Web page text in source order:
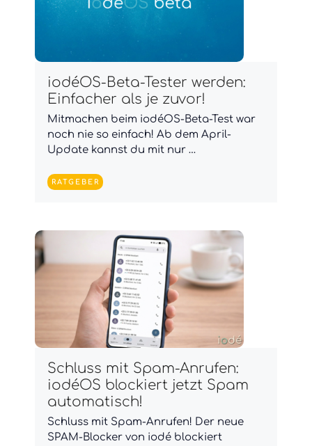
iodéOS-Beta-Tester werden:
Einfacher als je zuvor!
Mitmachen beim iodéOS-Beta-Test war
noch nie so einfach! Ab dem April-
Update kannst du mit nur …
RATGEBER
Schluss mit Spam-Anrufen:
iodéOS blockiert jetzt Spam
automatisch!
Schluss mit Spam-Anrufen! Der neue
SPAM-Blocker von iodé blockiert